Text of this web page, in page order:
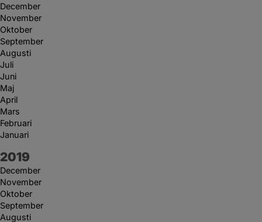
December
November
Oktober
September
Augusti
Juli
Juni
Maj
April
Mars
Februari
Januari
År:
2019
December
November
Oktober
September
Augusti